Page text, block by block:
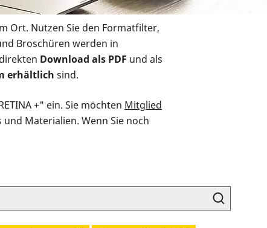
Ort. Nutzen Sie den Formatfilter,
Broschüren werden in
Download als PDF und als
erhältlich sind.
+" ein. Sie möchten Mitglied
Materialien. Wenn Sie noch